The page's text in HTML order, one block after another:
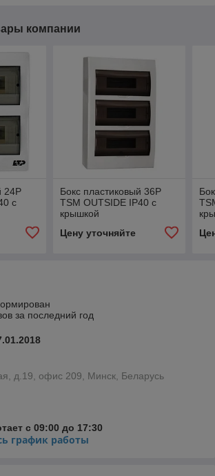
компании
24P
с
Бокс пластиковый 36P
TSM OUTSIDE IP40 с
крышкой
Цену уточняйте
за последний год
д.19, офис 209, Минск, Беларусь
с 09:00 до 17:30
график работы